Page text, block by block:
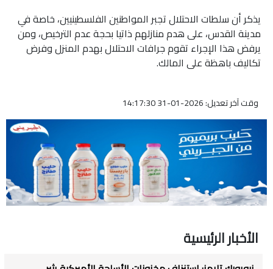
يذكر أن سلطات الاحتلال تجبر المواطنين الفلسطينيين، خاصة في
مدينة القدس، على هدم منازلهم ذاتيا بحجة عدم الترخيص، ومن
يرفض هذا الإجراء تقوم جرافات الاحتلال بهدم المنزل وفرض
تكاليف باهظة على المالك.
وقت آخر تعديل: 2026-01-31 14:17:30
الأخبار الرئيسية